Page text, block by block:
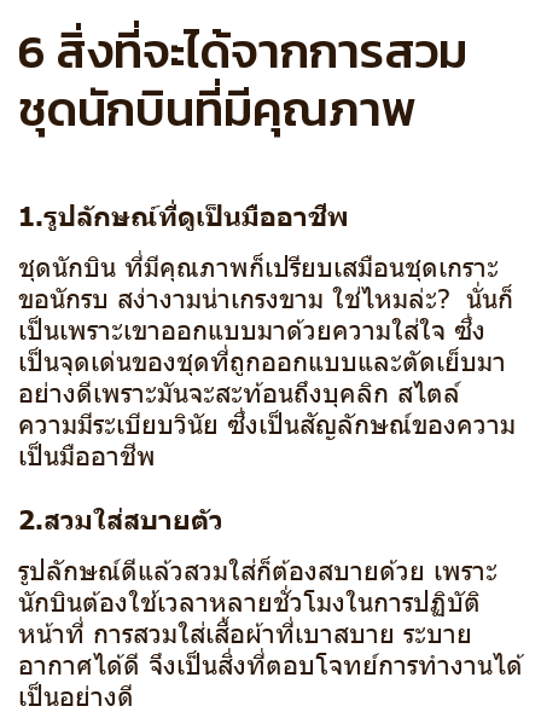
6 สิ่งที่จะได้จากการสวม
ชุดนักบินที่มีคุณภาพ
1.รูปลักษณ์ที่ดูเป็นมืออาชีพ
ชุดนักบิน ที่มีคุณภาพก็เปรียบเสมือนชุดเกราะ
ขอนักรบ สง่างามน่าเกรงขาม ใช่ไหมล่ะ? นั่นก็
เป็นเพราะเขาออกแบบมาด้วยความใส่ใจ ซึ่ง
เป็นจุดเด่นของชุดที่ถูกออกแบบและตัดเย็บมา
อย่างดีเพราะมันจะสะท้อนถึงบุคลิก สไตล์
ความมีระเบียบวินัย ซึ่งเป็นสัญลักษณ์ของความ
เป็นมืออาชีพ
2.สวมใส่สบายตัว
รูปลักษณ์ดีแล้วสวมใส่ก็ต้องสบายด้วย เพราะ
นักบินต้องใช้เวลาหลายชั่วโมงในการปฏิบัติ
หน้าที่ การสวมใส่เสื้อผ้าที่เบาสบาย ระบาย
อากาศได้ดี จึงเป็นสิ่งที่ตอบโจทย์การทำงานได้
เป็นอย่างดี